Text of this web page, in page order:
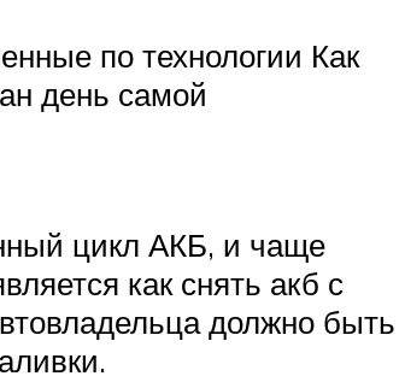
по технологии Как
день самой
цикл АКБ, и чаще
как снять акб с
должно быть